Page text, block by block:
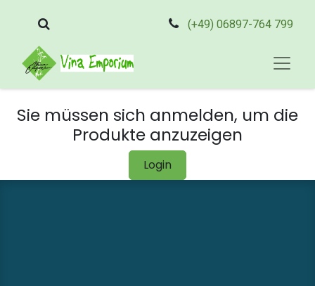
(+49) 06897-764 799
Sie müssen sich anmelden, um die
Produkte anzuzeigen
Login